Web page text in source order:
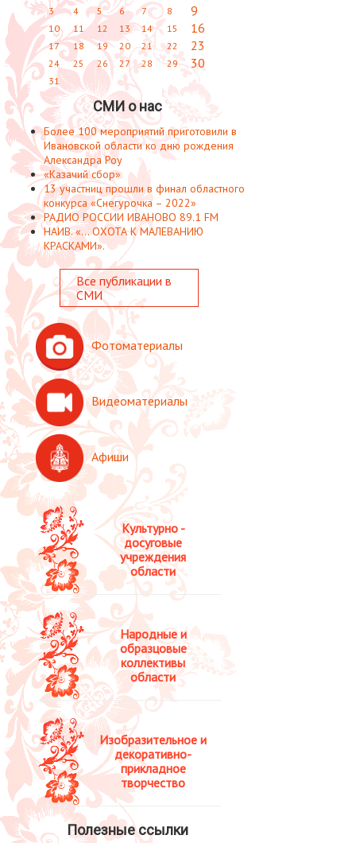
Культурно -
досуговые
учреждения
области
Народные и
образцовые
коллективы
области
Изобразительное и
декоративно-
прикладное
творчество
Полезные ссылки
3 4 5 6 7 8 9
10 11 12 13 14 15 16
17 18 19 20 21 22 23
24 25 26 27 28 29 30
31
СМИ о нас
Более 100 мероприятий приготовили в
Ивановской области ко дню рождения
Александра Роу
«Казачий сбор»
13 участниц прошли в финал областного
конкурса «Снегурочка – 2022»
РАДИО РОССИИ ИВАНОВО 89.1 FM
НАИВ. «... ОХОТА К МАЛЕВАНИЮ
КРАСКАМИ».
Все публикации в
СМИ
Фотоматериалы
Видеоматериалы
Афиши